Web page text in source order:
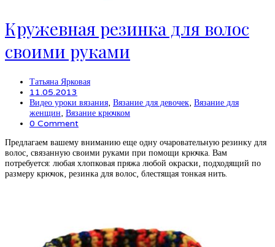
Кружевная резинка для волос
своими руками
Татьяна Ярковая
11.05.2013
Видео уроки вязания, Вязание для девочек, Вязание для
женщин, Вязание крючком
0 Comment
Предлагаем вашему вниманию еще одну очаровательную резинку для
волос, связанную своими руками при помощи крючка. Вам
потребуется: любая хлопковая пряжа любой окраски, подходящий по
размеру крючок, резинка для волос, блестящая тонкая нить.